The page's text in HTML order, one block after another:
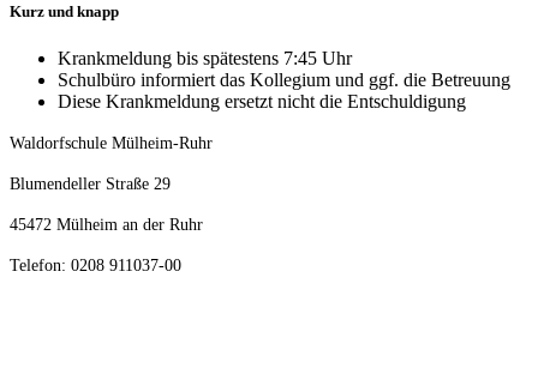
Kurz und knapp
Krankmeldung bis spätestens 7:45 Uhr
Schulbüro informiert das Kollegium und ggf. die Betreuung
Diese Krankmeldung ersetzt nicht die Entschuldigung
Waldorfschule Mülheim-Ruhr
Blumendeller Straße 29
45472 Mülheim an der Ruhr
Telefon: 0208 911037-00